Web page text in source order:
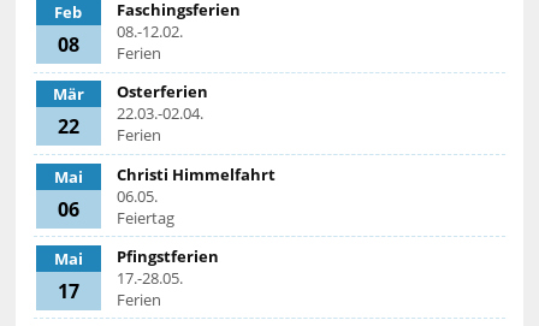
Feb
08
Faschingsferien
08.-12.02.
Ferien
Mär
22
Osterferien
22.03.-02.04.
Ferien
Mai
06
Christi Himmelfahrt
06.05.
Feiertag
Mai
17
Pfingstferien
17.-28.05.
Ferien